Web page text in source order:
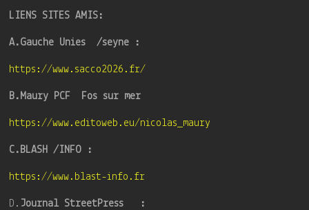
LIENS SITES AMIS:
A.Gauche Unies /seyne :
https://www.sacco2026.fr/
B.Maury PCF Fos sur mer
https://www.editoweb.eu/nicolas_maury
C.BLASH /INFO :
https://www.blast-info.fr
D. Journal StreetPress :